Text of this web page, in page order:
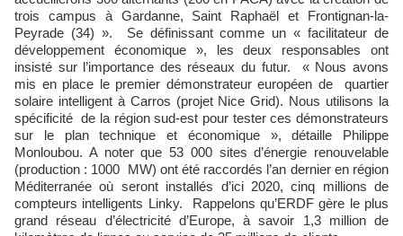
trois campus à Gardanne, Saint Raphaël et Frontignan-la-
Peyrade (34) ». Se définissant comme un « facilitateur de
développement économique », les deux responsables ont
insisté sur l’importance des réseaux du futur. « Nous avons
mis en place le premier démonstrateur européen de quartier
solaire intelligent à Carros (projet Nice Grid). Nous utilisons la
spécificité de la région sud-est pour tester ces démonstrateurs
sur le plan technique et économique », détaille Philippe
Monloubou. A noter que 53 000 sites d’énergie renouvelable
(production : 1000 MW) ont été raccordés l’an dernier en région
Méditerranée où seront installés d’ici 2020, cinq millions de
compteurs intelligents Linky. Rappelons qu’ERDF gère le plus
grand réseau d’électricité d’Europe, à savoir 1,3 million de